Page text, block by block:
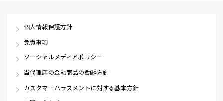
個人情報保護方針
免責事項
ソーシャルメディアポリシー
当代理店の金融商品の勧誘方針
カスタマーハラスメントに対する基本方針